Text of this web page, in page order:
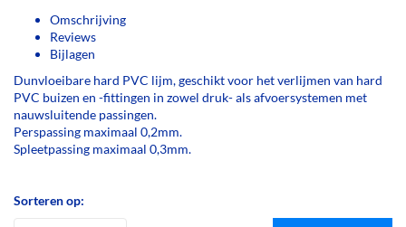
Omschrijving
Reviews
Bijlagen
Dunvloeibare hard PVC lijm, geschikt voor het verlijmen van hard
PVC buizen en -fittingen in zowel druk- als afvoersystemen met
nauwsluitende passingen.
Perspassing maximaal 0,2mm.
Spleetpassing maximaal 0,3mm.
Sorteren op: